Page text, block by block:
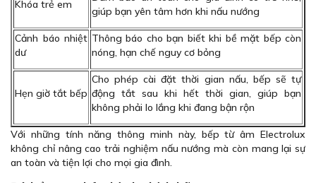
Khóa trẻ em
giúp bạn yên tâm hơn khi nấu nướng
Cảnh báo nhiệt
dư
Thông báo cho bạn biết khi bề mặt bếp còn
nóng, hạn chế nguy cơ bỏng
Hẹn giờ tắt bếp
Cho phép cài đặt thời gian nấu, bếp sẽ tự
động tắt sau khi hết thời gian, giúp bạn
không phải lo lắng khi đang bận rộn
Với những tính năng thông minh này, bếp từ âm Electrolux
không chỉ nâng cao trải nghiệm nấu nướng mà còn mang lại sự
an toàn và tiện lợi cho mọi gia đình.